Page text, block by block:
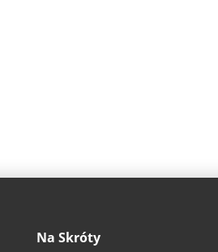
Na Skróty